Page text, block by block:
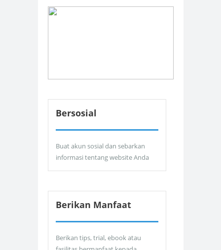
Bersosial
Buat akun sosial dan sebarkan
informasi tentang website Anda
Berikan Manfaat
Berikan tips, trial, ebook atau